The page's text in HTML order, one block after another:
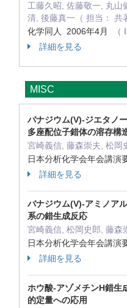
工藤久昭, 佐藤敬一, 丸山
清, 後藤真一（ 担当： 共
化学同人 2006年4月
（
詳細を見る
MISC
バナジウム(V)-ジエタノ
多座配位子錯体の溶存構
宮崎義信, 藤森崇夫, 松岡
日本分析化学会年会講
詳細を見る
バナジウム(V)-アミノア
系の錯生成反応
宮崎義信, 松岡史郎, 藤森
日本分析化学会年会講
詳細を見る
ホウ酸-アゾメチンH錯生
的定量への応用